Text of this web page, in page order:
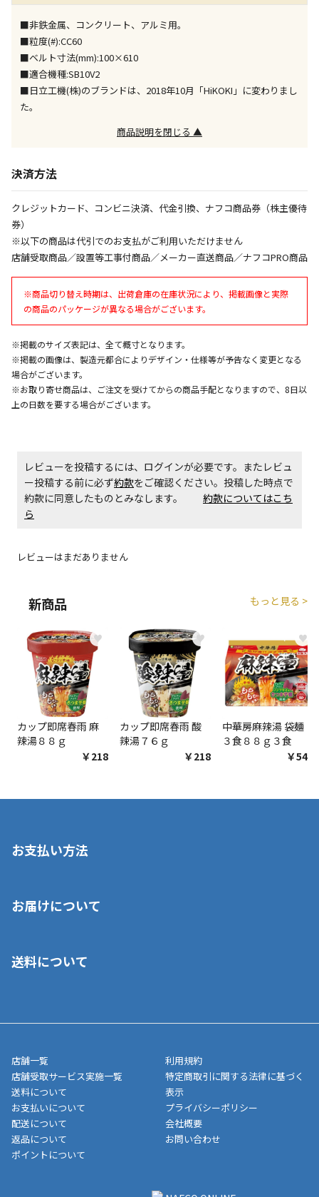
※同時購入の商品は、全て同じ店舗での受取となりま
特定の店舗のみで受取ができる商品です（宅配便での
お届けができません）
※同時購入の商品は、全て同じ店舗での受取となりま
す
※ほか商品との同時購入はできません。お手数です
宅配のみでお届けする商品です（店舗受取は選択でき
ません）
同時購入が可能です
ただし、メーカーの営業日に基づき出荷手続きを行う
ため、通常よりお時間をいただく場合がございます。
また、日曜・祝日や年末年始などの長期休業期間中
は、休業明けからの出荷対応となります。
設置工事代金も含まれた商品です
お見積商品です。金額・施工日はお打ち合わせの上、
■非鉄金属、コンクリート、アルミ用。
■粒度(#):CC60
■ベルト寸法(mm):100×610
■適合機種:SB10V2
■日立工機(株)のブランドは、2018年10月「HiKOKI」に変わりまし
た。
商品説明を閉じる ▲
決済方法
クレジットカード、コンビニ決済、代金引換、ナフコ商品券（株主優待
券）
※以下の商品は代引でのお支払がご利用いただけません
店舗受取商品／設置等工事付商品／メーカー直送商品／ナフコPRO商品
※商品切り替え時期は、出荷倉庫の在庫状況により、掲載画像と実際
の商品のパッケージが異なる場合がございます。
※掲載のサイズ表記は、全て概寸となります。
※掲載の画像は、製造元都合によりデザイン・仕様等が予告なく変更となる
場合がございます。
※お取り寄せ商品は、ご注文を受けてからの商品手配となりますので、8日以
上の日数を要する場合がございます。
レビューを投稿するには、ログインが必要です。またレビュ
ー投稿する前に必ず約款をご確認ください。投稿した時点で
約款に同意したものとみなします。 約款についてはこち
ら
レビューはまだありません
新商品 もっと見る >
♥
カップ即席春雨 麻
辣湯８８ｇ
￥218
♥
カップ即席春雨 酸
辣湯７６ｇ
￥218
♥
中華房麻辣湯 袋麺
３食８８ｇ３食
￥548
お支払い方法
いいただくことはできません。ご了承ください。
■代金引換(代引)※手数料がかかります
■商品によっては一部決済方法が使用できない場合がございま
す。
お届けについて
ご注文が確認出来次第、1～4営業日に発送いたします。「お取り
業日にてお引渡しとなります。(離島などの場合、例外もあります)
メーカー直送品など一部商品については、その他商品との購入に
制限がかかる場合がございます。また発送日についても、通常と
異なる場合がございます。対象商品の説明ページをご確認くださ
い。
■店舗受取をご選択いただいた場合
ご注文が確認出来次第、お受取される店舗在庫を使用してご準備
をさせていただきます。店舗に在庫がない場合は店舗よりお取り
いただく場合がございます。店舗準備でのお渡しとなる為、商品
送料について
店舗一覧
店舗受取サービス実施一覧
送料について
お支払いについて
配送について
返品について
ポイントについて
利用規約
特定商取引に関する法律に基づく
表示
プライバシーポリシー
会社概要
お問い合わせ